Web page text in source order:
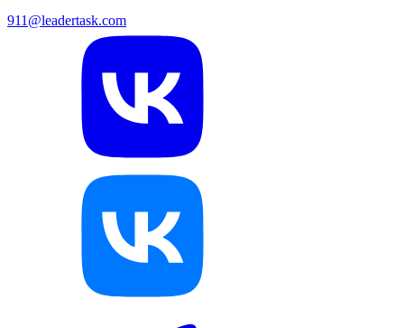
911@leadertask.com